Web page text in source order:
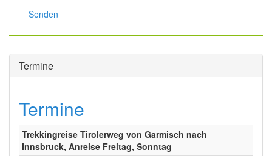
Senden
Termine
Termine
Trekkingreise Tirolerweg von Garmisch nach
Innsbruck, Anreise Freitag, Sonntag